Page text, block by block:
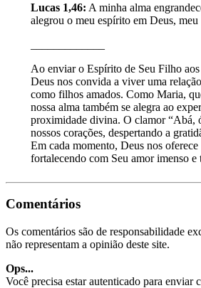
Lucas 1,46: A minha alma
alegrou o meu espírito em Deus, meu
Ao enviar o Espírito de Seu Filho aos
Deus nos convida a viver uma
como filhos amados. Como Maria,
nossa alma também se alegra ao
proximidade divina. O clamor “Abá,
nossos corações, despertando a
Em cada momento, Deus nos oferece
fortalecendo com Seu amor imenso e
Comentários
Os comentários são de responsabilidade
não representam a opinião deste site.
Ops...
Você precisa estar autenticado para enviar